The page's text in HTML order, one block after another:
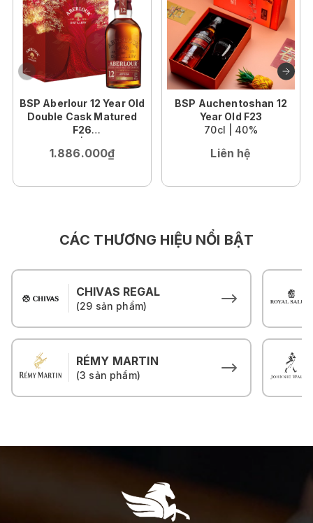
BSP Aberlour 12 Year Old
Double Cask Matured
F26
1.886.000₫
BSP Auchentoshan 12
Year Old F23
70cl | 40%
Liên hệ
CÁC THƯƠNG HIỆU NỔI BẬT
CHIVAS REGAL
(29 sản phẩm)
RÉMY MARTIN
(3 sản phẩm)